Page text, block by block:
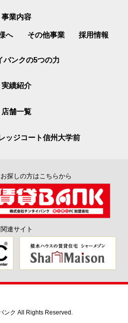
事業内容
へ その他事業 採用情報
バンクの5つの力
実績紹介
店舗一覧
ッジコート信州大学前
探しの方はこちらから
関連サイト
ンク All Rights Reserved.